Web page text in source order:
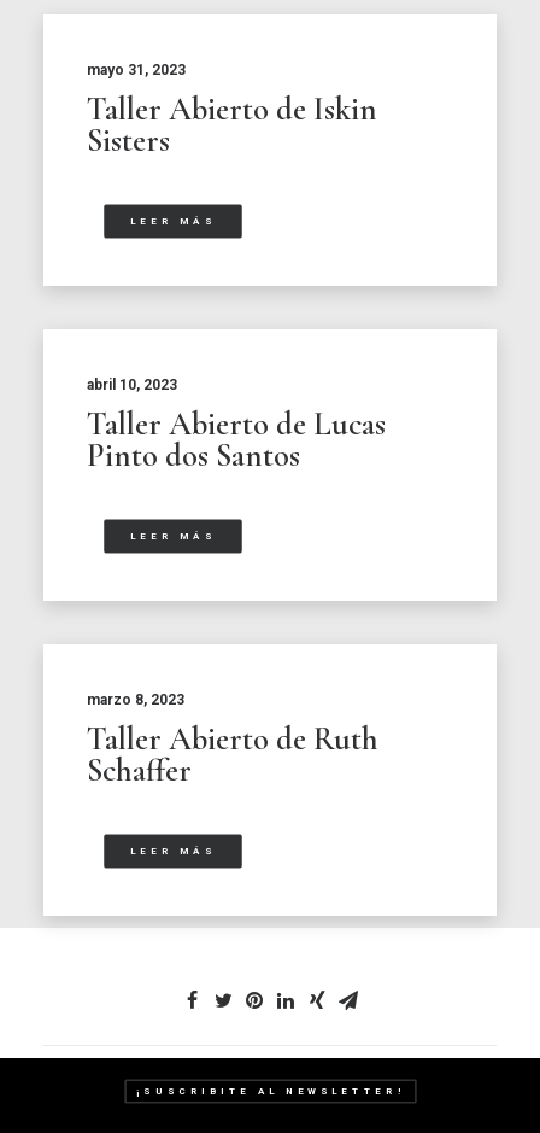
mayo 31, 2023
Taller Abierto de Iskin
Sisters
LEER MÁS
abril 10, 2023
Taller Abierto de Lucas
Pinto dos Santos
LEER MÁS
marzo 8, 2023
Taller Abierto de Ruth
Schaffer
LEER MÁS
¡SUSCRIBITE AL NEWSLETTER!